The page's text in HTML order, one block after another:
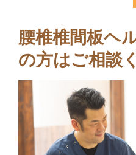
腰椎椎間板ヘ
の方はご相談